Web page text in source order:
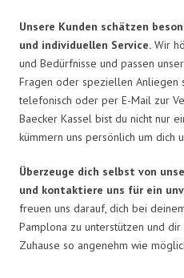
Unsere Kunden schätzen
und individuellen Service. Wir
und Bedürfnisse und passen
Fragen oder speziellen Anliegen
telefonisch oder per E-Mail zur
Baecker Kassel bist du nicht nur
kümmern uns persönlich um dich
Überzeuge dich selbst von
und kontaktiere uns für ein
freuen uns darauf, dich bei
Pamplona zu unterstützen und
Zuhause so angenehm wie